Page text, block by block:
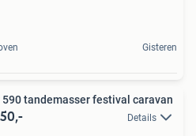
Gisteren
590 tandemasser festival caravan
Details